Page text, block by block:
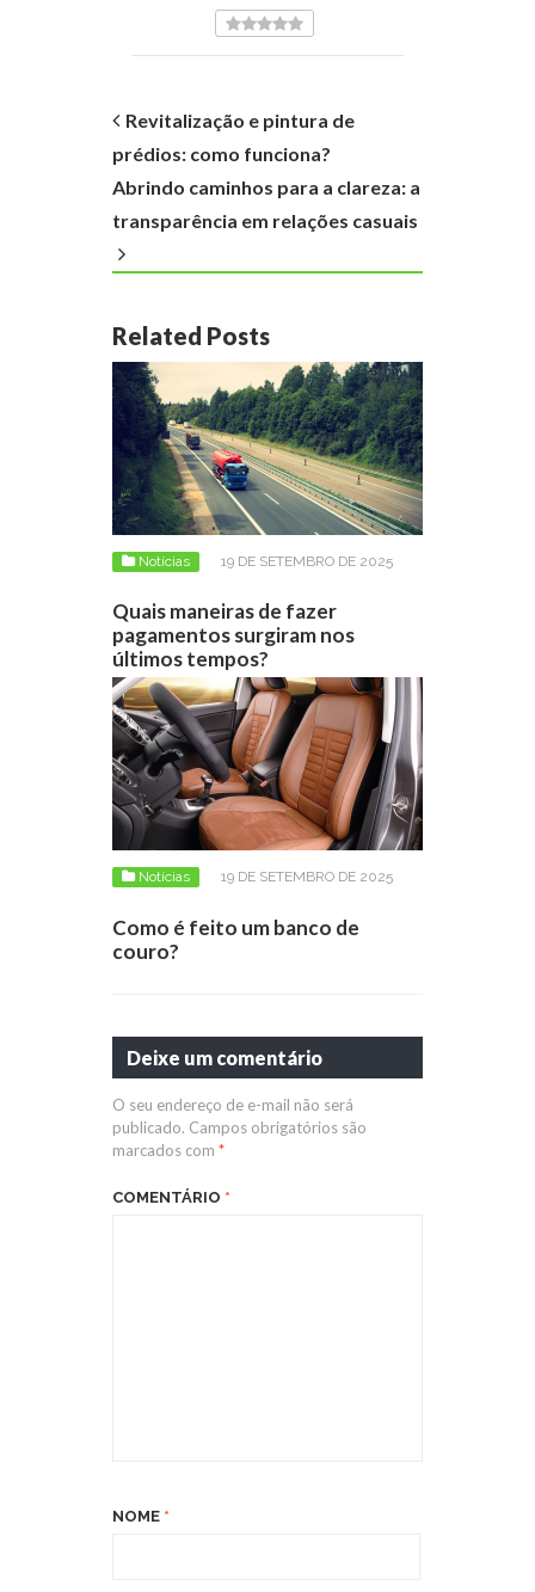
Revitalização e pintura de
prédios: como funciona?
Abrindo caminhos para a clareza: a
transparência em relações casuais
Related Posts
Notícias 19 DE SETEMBRO DE 2025
Quais maneiras de fazer
pagamentos surgiram nos
últimos tempos?
Notícias 19 DE SETEMBRO DE 2025
Como é feito um banco de
couro?
Deixe um comentário
O seu endereço de e-mail não será
publicado. Campos obrigatórios são
marcados com *
COMENTÁRIO *
NOME *